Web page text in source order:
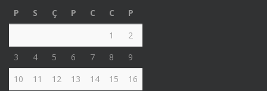
P
S Ç P C C
P
1
2
3
4 5 6 7 8
9
10
11 12 13 14 15
16